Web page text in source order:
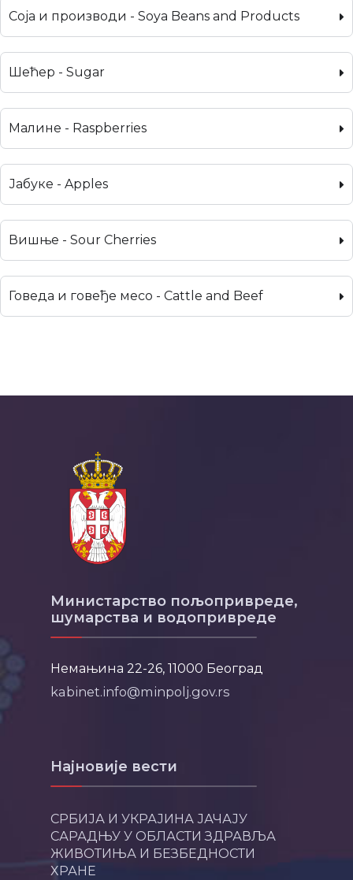
Соја и производи - Soya Beans and Products
Шећер - Sugar
Малине - Raspberries
Јабуке - Apples
Вишње - Sour Cherries
Говеда и говеђе месо - Cattle and Beef
Министарство пољопривреде,
шумарства и водопривреде
Немањина 22-26, 11000 Београд
kabinet.info@minpolj.gov.rs
Најновије вести
СРБИЈА И УКРАЈИНА ЈАЧАЈУ
САРАДЊУ У ОБЛАСТИ ЗДРАВЉА
ЖИВОТИЊА И БЕЗБЕДНОСТИ
ХРАНЕ